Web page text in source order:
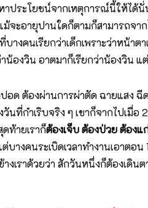
าประโยชน์จากเหตุการณ์นี้ให้ไ
จะอายุปานใดก็ตามก็สามารถจ
งคนเรียกว่าเด็กเพราะว่าหน้า
องวิน อาตมาก็เรียกว่าน้องวิน แ
ปอด ต้องผ่านการผ่าตัด ฉายแสง
วันที่กำเริบจริง ๆ เขาก็จากไปเมื่
ท้ายเราก็ต้องเจ็บ ต้องป่วย ต้องแ
างคนระเบิดเวลาทำงานเอาตอ
เราด้วยว่า สักวันหนึ่งก็ต้องเดิน